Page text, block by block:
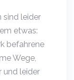
sind leider
etwas:
befahrene
Wege,
und leider